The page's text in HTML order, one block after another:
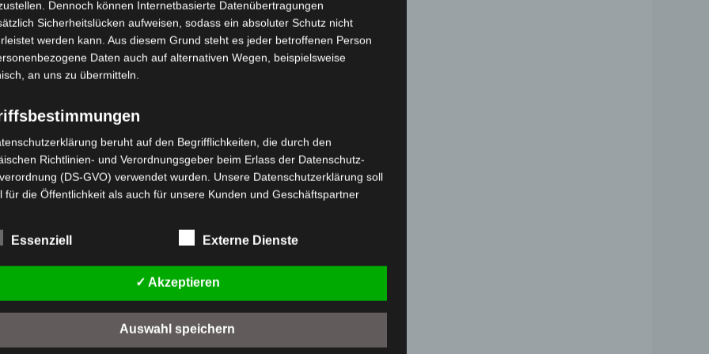
Versand
SITZPOLSTER
IN DEN WARENKORB
Kostenloser Versand
VS2 SITZSCHLOSS
0
5
19,00
IN DEN WARENKORB
Dennoch können Internetbasierte Datenübertragungen
Sicherheitslücken aufweisen, sodass ein absoluter Schutz nicht
werden kann. Aus diesem Grund steht es jeder betroffenen Person
Daten auch auf alternativen Wegen, beispielsweise
an uns zu übermitteln.
beruht auf den Begrifflichkeiten, die durch den
Richtlinien- und Verordnungsgeber beim Erlass der Datenschutz-
(DS-GVO) verwendet wurden. Unsere Datenschutzerklärung soll
für die Öffentlichkeit als auch für unsere Kunden und Geschäftspartner
Begrifflichkeiten erläutern.
a) personenbezogene Daten
Personenbezogene Daten sind alle Informationen, die sich auf eine
identifizierte oder identifizierbare natürliche Person (im Folgenden
Essenziell Externe Dienste
✓ Akzeptieren
Auswahl speichern